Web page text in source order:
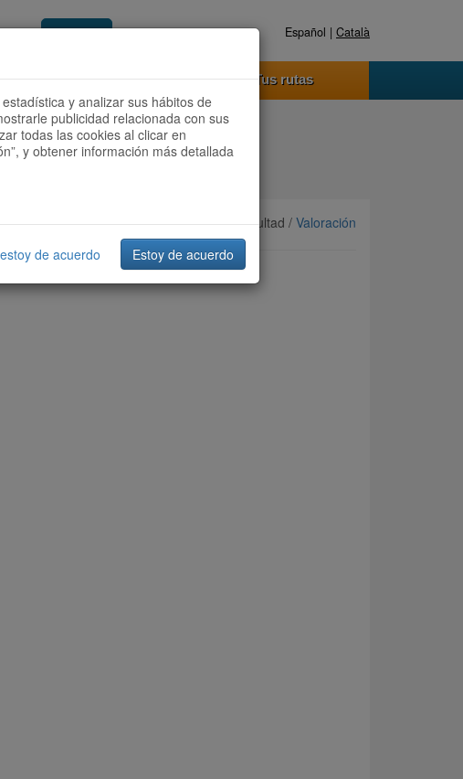
Acceder Registrate ahora Español | Català
Cómo funciona Tus rutas
Ordenar por:Más recientes/ Dificultad / Valoración
y analizar sus hábitos de
publicidad relacionada con sus
todas las cookies al clicar en
y obtener información más detallada
de acuerdo Estoy de acuerdo